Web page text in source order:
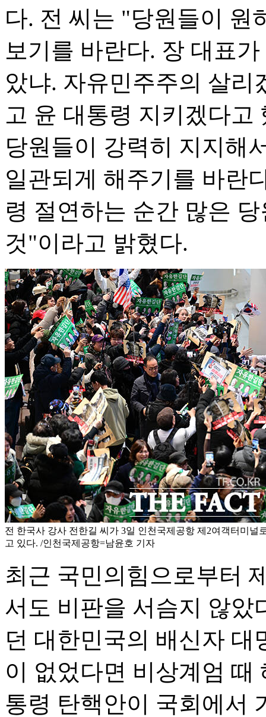
다. 전 씨는 "당원들이 원
보기를 바란다. 장 대표
았냐. 자유민주주의 살리
고 윤 대통령 지키겠다
당원들이 강력히 지지해
일관되게 해주기를 바란
령 절연하는 순간 많은
것"이라고 밝혔다.
전 한국사 강사 전한길 씨가 3일 인천국제공항 제2여객터미널
고 있다. /인천국제공항=남윤호 기자
최근 국민의힘으로부터
서도 비판을 서슴지 않았
던 대한민국의 배신자
이 없었다면 비상계엄 때
통령 탄핵안이 국회에서